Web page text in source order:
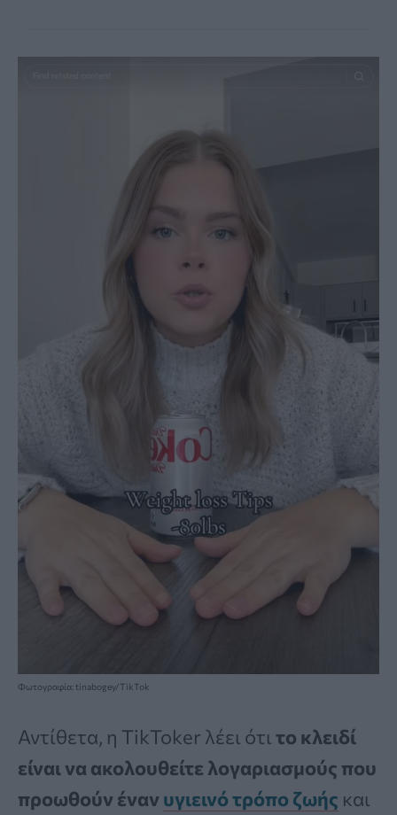
Φωτογραφία: tinabogey/TikTok
Αντίθετα, η TikToker λέει ότι το κλειδί
είναι να ακολουθείτε λογαριασμούς που
προωθούν έναν υγιεινό τρόπο ζωής και